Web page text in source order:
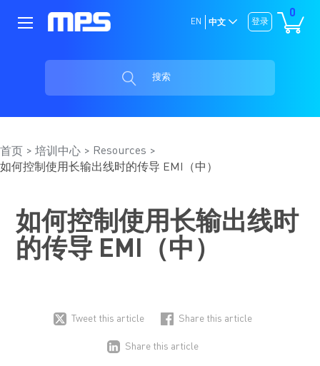
0
登录
EN 中文
搜索
首页 培训中心
Resources
如何控制使用长输出线时的传导 EMI（中）
如何控制使用长输出线时
的传导 EMI（中）
Tweet this article Share this article
Share this article